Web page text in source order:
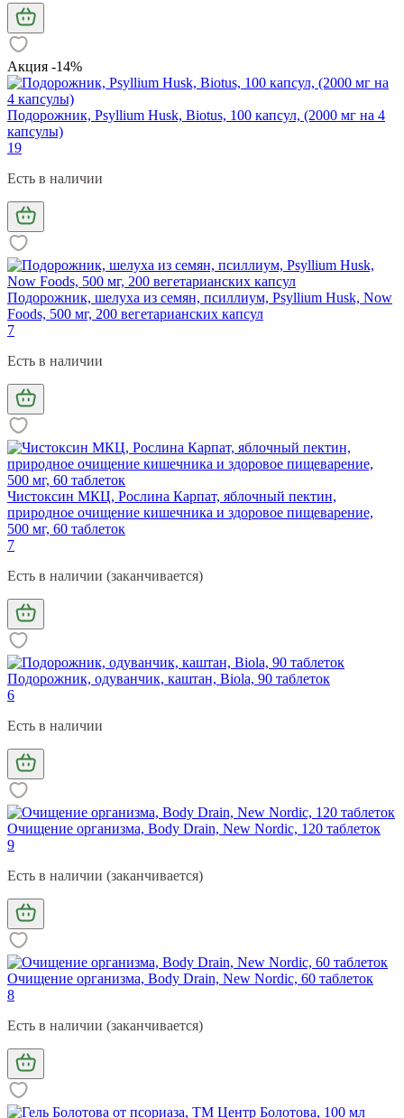
Акция -14%
Подорожник, Psyllium Husk, Biotus, 100 капсул, (2000 мг на 4
капсулы)
19
Есть в наличии
Подорожник, шелуха из семян, псиллиум, Psyllium Husk, Now
Foods, 500 мг, 200 вегетарианских капсул
7
Есть в наличии
Чистоксин МКЦ, Рослина Карпат, яблочный пектин,
природное очищение кишечника и здоровое пищеварение,
500 мг, 60 таблеток
7
Есть в наличии (заканчивается)
Подорожник, одуванчик, каштан, Biola, 90 таблеток
6
Есть в наличии
Очищение организма, Body Drain, New Nordic, 120 таблеток
9
Есть в наличии (заканчивается)
Очищение организма, Body Drain, New Nordic, 60 таблеток
8
Есть в наличии (заканчивается)